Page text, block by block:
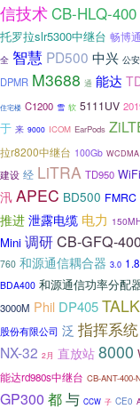
信技术CB-HLQ-400
托罗拉slr5300中继台 畅博
全 智慧 PD500 中兴 公安
DPMR M3688 通 能达
住宅楼 C1200 雪 软 5111UV
于 来 9000 ICOM EarPods
拉r8200中继台 100Gb WCDMA
建设 经 LiTRA TD950 WiFi
汛 APEC BD500 FMRC
推进 泄露电缆 电力
Mini 调研CB-GFQ-
760 和源通信耦合器 3.0
BDA400 和源通信功率分配
3000M Phil DP405
股份有限公司 泛 指挥系统
NX-32 2月 直放站 8000
能达rd980s中继台 CB-ANT-400-
GP300 都与 CCW 子 CE0